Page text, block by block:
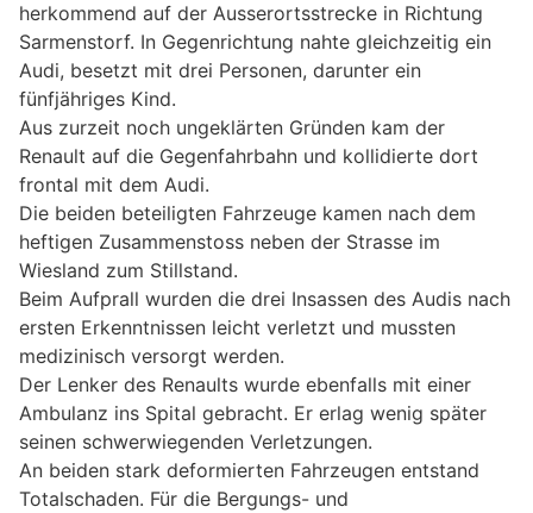
herkommend auf der Ausserortsstrecke in Richtung
Sarmenstorf. In Gegenrichtung nahte gleichzeitig ein
Audi, besetzt mit drei Personen, darunter ein
fünfjähriges Kind.
Aus zurzeit noch ungeklärten Gründen kam der
Renault auf die Gegenfahrbahn und kollidierte dort
frontal mit dem Audi.
Die beiden beteiligten Fahrzeuge kamen nach dem
heftigen Zusammenstoss neben der Strasse im
Wiesland zum Stillstand.
Beim Aufprall wurden die drei Insassen des Audis nach
ersten Erkenntnissen leicht verletzt und mussten
medizinisch versorgt werden.
Der Lenker des Renaults wurde ebenfalls mit einer
Ambulanz ins Spital gebracht. Er erlag wenig später
seinen schwerwiegenden Verletzungen.
An beiden stark deformierten Fahrzeugen entstand
Totalschaden. Für die Bergungs- und